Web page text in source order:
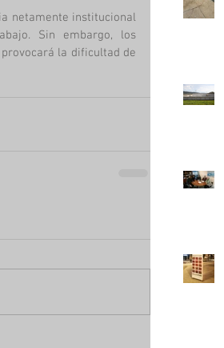
netamente institucional
Sin embargo, los
la dificultad de